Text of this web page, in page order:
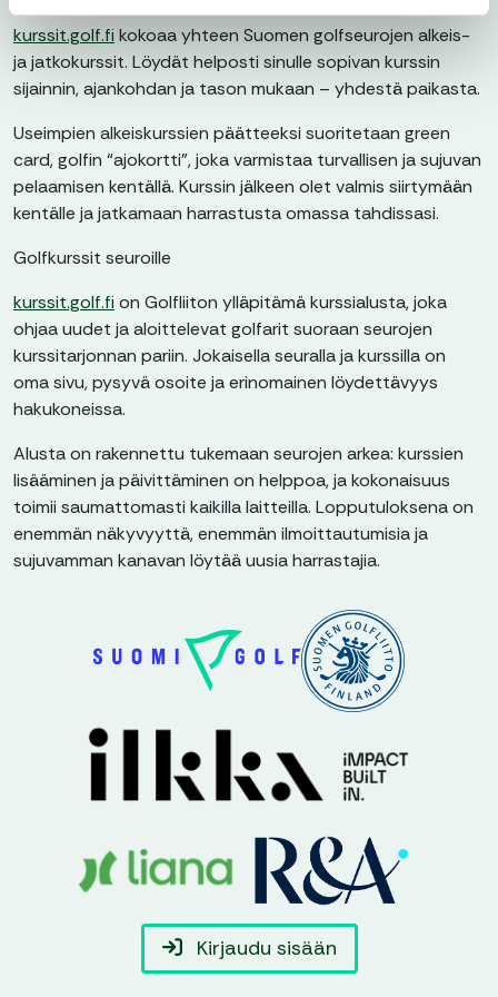
kurssit.golf.fi kokoaa yhteen Suomen golfseurojen alkeis-
ja jatkokurssit. Löydät helposti sinulle sopivan kurssin
sijainnin, ajankohdan ja tason mukaan – yhdestä paikasta.
Useimpien alkeiskurssien päätteeksi suoritetaan green
card, golfin “ajokortti”, joka varmistaa turvallisen ja sujuvan
pelaamisen kentällä. Kurssin jälkeen olet valmis siirtymään
kentälle ja jatkamaan harrastusta omassa tahdissasi.
Golfkurssit seuroille
kurssit.golf.fi on Golfliiton ylläpitämä kurssialusta, joka
ohjaa uudet ja aloittelevat golfarit suoraan seurojen
kurssitarjonnan pariin. Jokaisella seuralla ja kurssilla on
oma sivu, pysyvä osoite ja erinomainen löydettävyys
hakukoneissa.
Alusta on rakennettu tukemaan seurojen arkea: kurssien
lisääminen ja päivittäminen on helppoa, ja kokonaisuus
toimii saumattomasti kaikilla laitteilla. Lopputuloksena on
enemmän näkyvyyttä, enemmän ilmoittautumisia ja
sujuvamman kanavan löytää uusia harrastajia.
Kirjaudu sisään